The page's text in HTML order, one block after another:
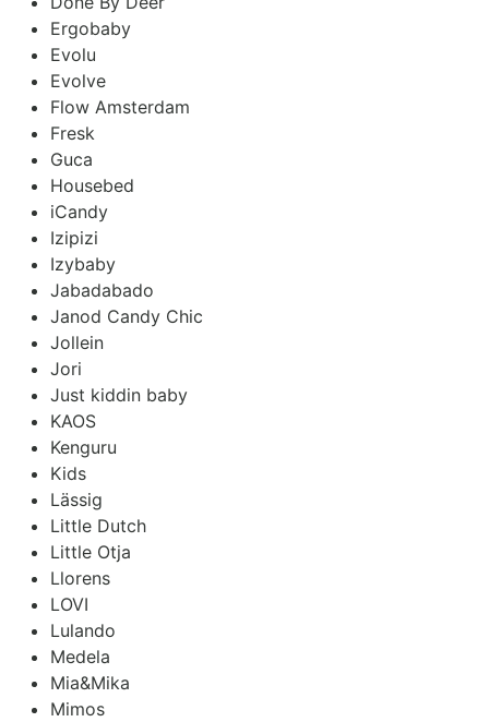
Ergobaby
Evolu
Evolve
Flow Amsterdam
Fresk
Guca
Housebed
iCandy
Izipizi
Izybaby
Jabadabado
Janod Candy Chic
Jollein
Jori
Just kiddin baby
KAOS
Kenguru
Kids
Lässig
Little Dutch
Little Otja
Llorens
LOVI
Lulando
Medela
Mia&Mika
Mimos